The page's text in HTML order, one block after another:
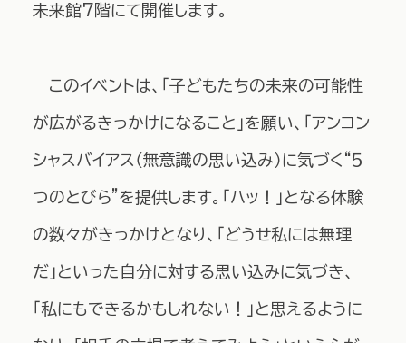
未来館7階にて開催します。
このイベントは、「子どもたちの未来の可能性
が広がるきっかけになること」を願い、「アンコン
シャスバイアス（無意識の思い込み）に気づく“５
つのとびら”を提供します。「ハッ！」となる体験
の数々がきっかけとなり、「どうせ私には無理
だ」といった自分に対する思い込みに気づき、
「私にもできるかもしれない！」と思えるように